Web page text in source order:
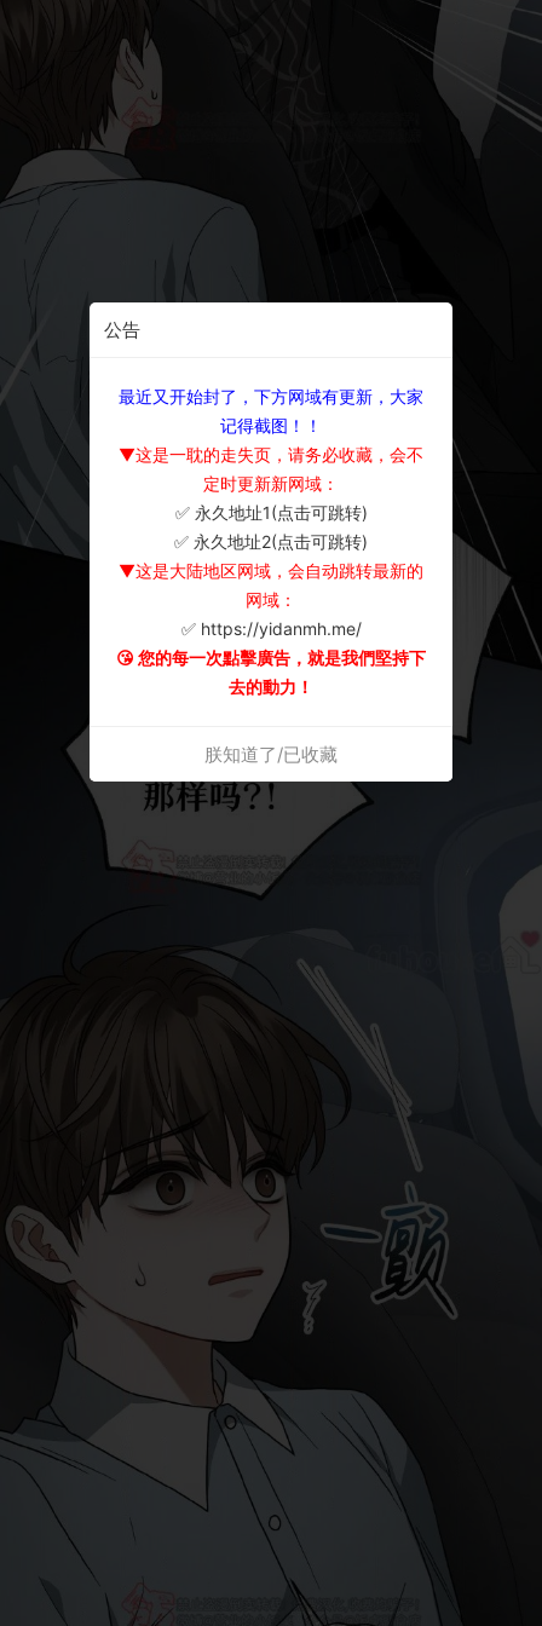
公告
最近又开始封了，下方网域有更新，大家
记得截图！！
▼这是一耽的走失页，请务必收藏，会不
定时更新新网域：
✅ 永久地址1(点击可跳转)
✅ 永久地址2(点击可跳转)
▼这是大陆地区网域，会自动跳转最新的
网域：
✅ https://yidanmh.me/
😘 您的每一次點擊廣告，就是我們堅持下
去的動力！
朕知道了/已收藏